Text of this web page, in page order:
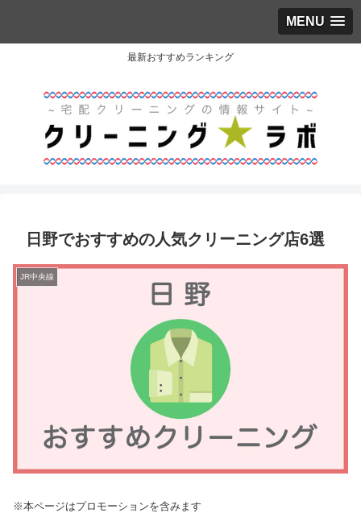
MENU
最新おすすめランキング
日野でおすすめの人気クリーニング店6選
JR中央線
※本ページはプロモーションを含みます